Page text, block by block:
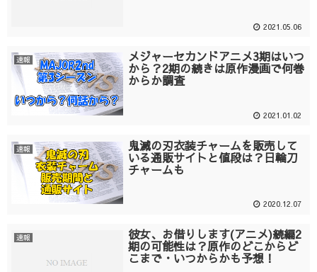
2021.05.06
速報 メジャーセカンドアニメ3期はいつ
から？2期の続きは原作漫画で何巻
からか調査
2021.01.02
速報 鬼滅の刃衣装チャームを販売して
いる通販サイトと値段は？日輪刀
チャームも
2020.12.07
速報 彼女、お借りします(アニメ)続編2
期の可能性は？原作のどこからど
こまで・いつからかも予想！